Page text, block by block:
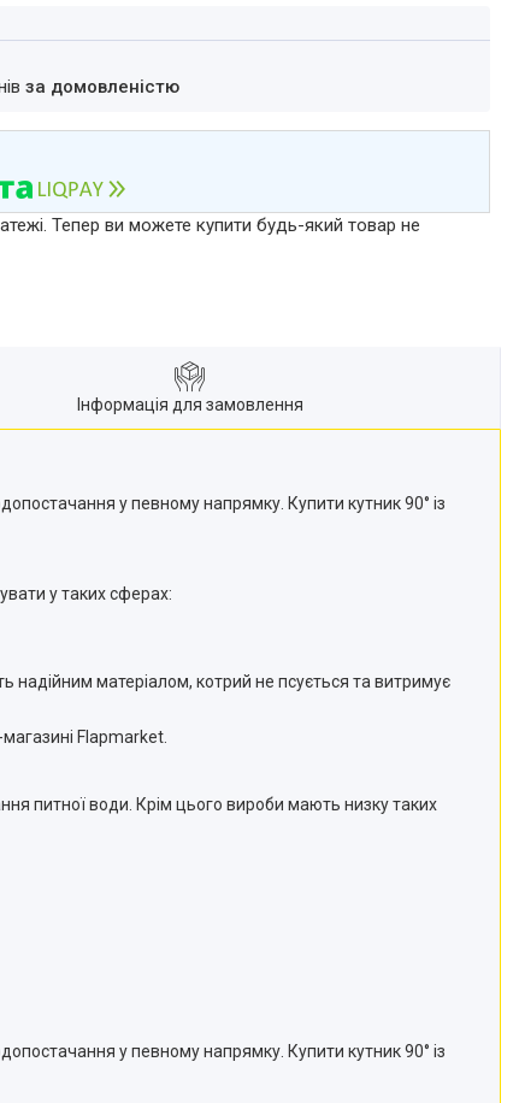
за домовленістю
Тепер ви можете купити будь-який товар не
Інформація для замовлення
у певному напрямку. Купити кутник 90° із
у таких сферах:
надійним матеріалом, котрий не псується та витримує
Flapmarket.
питної води. Крім цього вироби мають низку таких
у певному напрямку. Купити кутник 90° із